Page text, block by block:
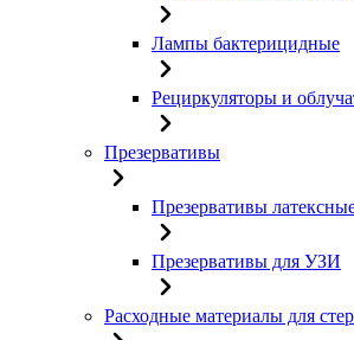
Лампы бактерицидные
Рециркуляторы и
Презервативы
Презервативы
Презервативы для УЗИ
Расходные материалы для